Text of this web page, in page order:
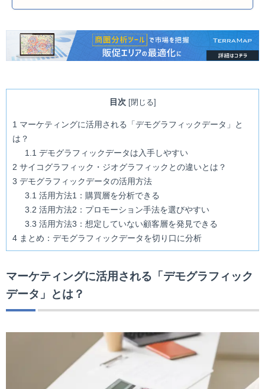
目次 閉じる
1 マーケティングに活用される「デモグラフィックデータ」と
は？
1.1 デモグラフィックデータは入手しやすい
2 サイコグラフィック・ジオグラフィックとの違いとは？
3 デモグラフィックデータの活用方法
3.1 活用方法1：購買層を分析できる
3.2 活用方法2：プロモーション手法を選びやすい
3.3 活用方法3：想定していない顧客層を発見できる
4 まとめ：デモグラフィックデータを切り口に分析
マーケティングに活用される「デモグラフィック
データ」とは？